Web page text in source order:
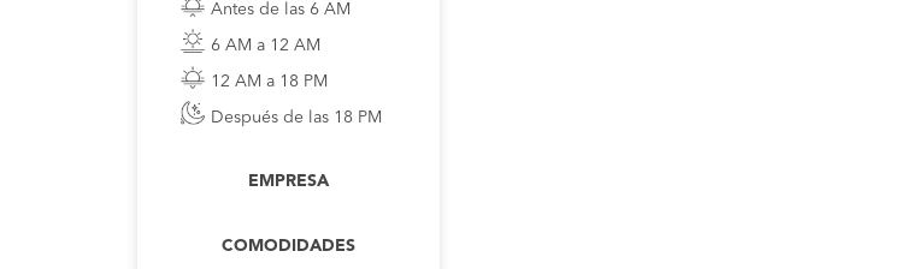
Antes de las 6 AM
6 AM a 12 AM
12 AM a 18 PM
Después de las 18 PM
EMPRESA
COMODIDADES